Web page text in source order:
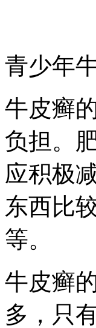
青少年
牛皮癣
负担。
应积极
东西比
等。
牛皮癣
多，只